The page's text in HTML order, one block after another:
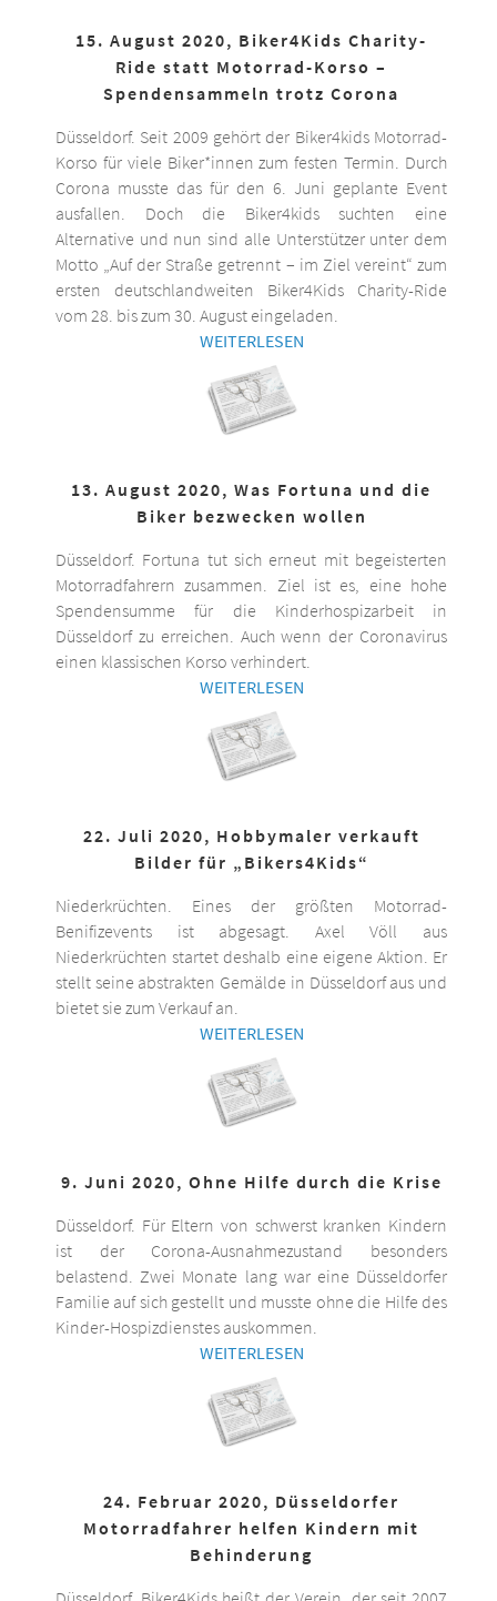
15. August 2020, Biker4Kids Charity-
Ride statt Motorrad-Korso –
Spendensammeln trotz Corona
Düsseldorf. Seit 2009 gehört der Biker4kids Motorrad-
Korso für viele Biker*innen zum festen Termin. Durch
Corona musste das für den 6. Juni geplante Event
ausfallen. Doch die Biker4kids suchten eine
Alternative und nun sind alle Unterstützer unter dem
Motto „Auf der Straße getrennt – im Ziel vereint“ zum
ersten deutschlandweiten Biker4Kids Charity-Ride
vom 28. bis zum 30. August eingeladen.
WEITERLESEN
13. August 2020, Was Fortuna und die
Biker bezwecken wollen
Düsseldorf. Fortuna tut sich erneut mit begeisterten
Motorradfahrern zusammen. Ziel ist es, eine hohe
Spendensumme für die Kinderhospizarbeit in
Düsseldorf zu erreichen. Auch wenn der Coronavirus
einen klassischen Korso verhindert.
WEITERLESEN
22. Juli 2020, Hobbymaler verkauft
Bilder für „Bikers4Kids“
Niederkrüchten. Eines der größten Motorrad-
Benifizevents ist abgesagt. Axel Völl aus
Niederkrüchten startet deshalb eine eigene Aktion. Er
stellt seine abstrakten Gemälde in Düsseldorf aus und
bietet sie zum Verkauf an.
WEITERLESEN
9. Juni 2020, Ohne Hilfe durch die Krise
Düsseldorf. Für Eltern von schwerst kranken Kindern
ist der Corona-Ausnahmezustand besonders
belastend. Zwei Monate lang war eine Düsseldorfer
Familie auf sich gestellt und musste ohne die Hilfe des
Kinder-Hospizdienstes auskommen.
WEITERLESEN
24. Februar 2020, Düsseldorfer
Motorradfahrer helfen Kindern mit
Behinderung